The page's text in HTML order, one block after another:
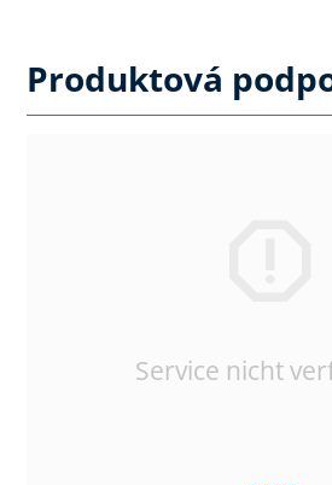
Produktová
Service nicht